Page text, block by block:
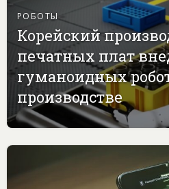
РОБОТЫ
Корейский
печатных плат
гуманоидных
производстве